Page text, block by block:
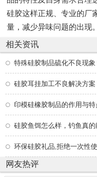
硅胶这样正规、专业的厂
量，减少异味问题的出现。
相关资讯
特殊硅胶制品硫化不良现象
硅胶耳挂加工不良解决方案
印模硅橡胶制品的作用与
硅胶鱼饵怎么样，钓鱼真的
环保硅胶礼品,拒绝一次性使
网友热评